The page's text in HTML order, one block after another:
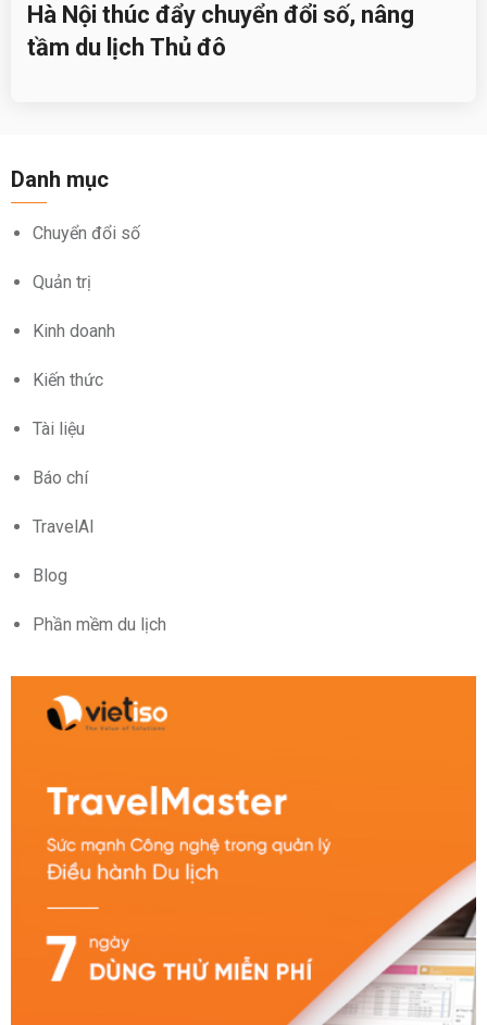
Hà Nội thúc đẩy chuyển đổi số, nâng
tầm du lịch Thủ đô
Danh mục
Chuyển đổi số
Quản trị
Kinh doanh
Kiến thức
Tài liệu
Báo chí
TravelAI
Blog
Phần mềm du lịch